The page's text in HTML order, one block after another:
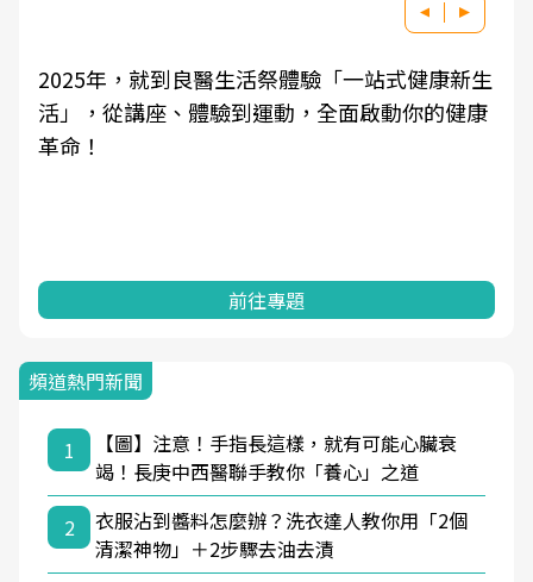
式健康新生
動你的健康
良醫健康網從「換季的身體變化」出
學觀點與日常感受的對話，建立對亞
頻道熱門新聞
1
【圖】注意！手指長這樣，就有可能心臟衰
竭！長庚中西醫聯手教你「養心」之道
2
衣服沾到醬料怎麼辦？洗衣達人教你用「2個
清潔神物」＋2步驟去油去漬